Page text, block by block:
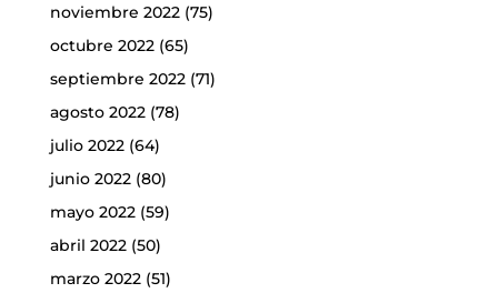
noviembre 2022(75)
octubre 2022(65)
septiembre 2022(71)
agosto 2022(78)
julio 2022(64)
junio 2022(80)
mayo 2022(59)
abril 2022(50)
marzo 2022(51)